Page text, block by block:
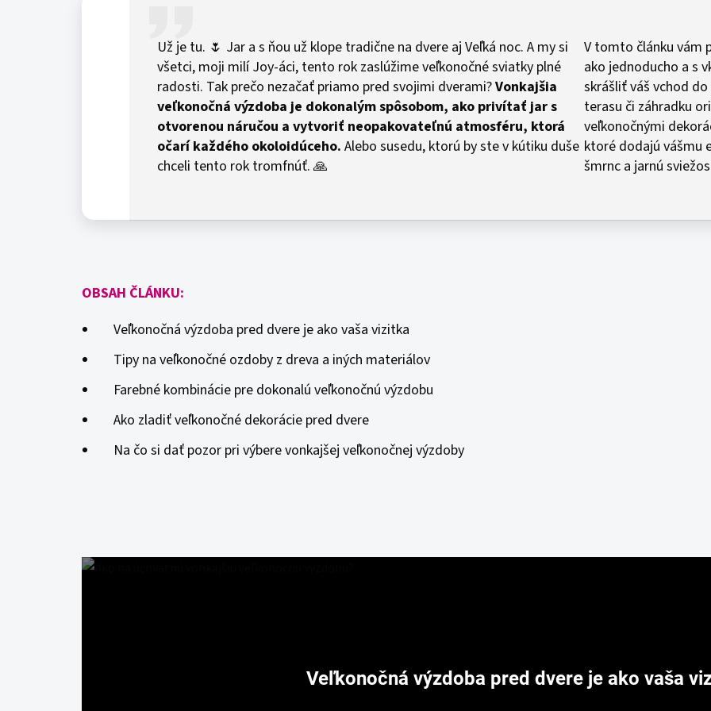
Už je tu. 🌷 Jar a s ňou už klope tradične na dvere aj Veľká noc. A my si
všetci, moji milí Joy-áci, tento rok zaslúžime veľkonočné sviatky plné
radosti. Tak prečo nezačať priamo pred svojimi dverami?Vonkajšia
veľkonočná výzdoba je dokonalým spôsobom, ako privítať jar s
otvorenou náručou a vytvoriť neopakovateľnú atmosféru, ktorá
očarí každého okoloidúceho. Alebo susedu, ktorú by ste v kútiku duše
chceli tento rok tromfnúť. 🙏
V tomto článku vám
ako jednoducho a s
skrášliť váš vchod
terasu či záhradku
veľkonočnými
ktoré dodajú vášmu
šmrnc a jarnú
OBSAH ČLÁNKU:
Veľkonočná výzdoba pred dvere je ako vaša vizitka
Tipy na veľkonočné ozdoby z dreva a iných materiálov
Farebné kombinácie pre dokonalú veľkonočnú výzdobu
Ako zladiť veľkonočné dekorácie pred dvere
Na čo si dať pozor pri výbere vonkajšej veľkonočnej výzdoby
Veľkonočná výzdoba pred dvere je ako vaša